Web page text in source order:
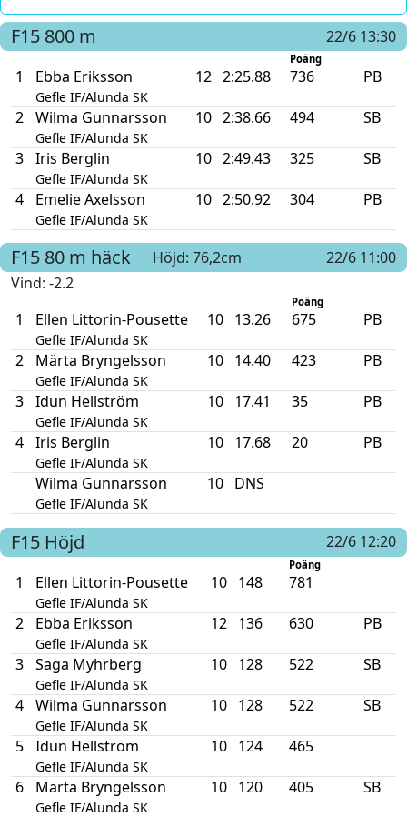
F15 800 m 22/6 13:30
Poäng
1 Ebba Eriksson
Gefle IF/Alunda SK
12 2:25.88 736 PB
2 Wilma Gunnarsson
Gefle IF/Alunda SK
10 2:38.66 494 SB
3 Iris Berglin
Gefle IF/Alunda SK
10 2:49.43 325 SB
4 Emelie Axelsson
Gefle IF/Alunda SK
10 2:50.92 304 PB
F15 80 m häck Höjd: 76,2cm
22/6 11:00
Vind: -2.2
Poäng
1 Ellen Littorin-Pousette
Gefle IF/Alunda SK
10 13.26 675 PB
2 Märta Bryngelsson
Gefle IF/Alunda SK
10 14.40 423 PB
3 Idun Hellström
Gefle IF/Alunda SK
10 17.41 35 PB
4 Iris Berglin
Gefle IF/Alunda SK
10 17.68 20 PB
Wilma Gunnarsson
Gefle IF/Alunda SK
10 DNS
F15 Höjd 22/6 12:20
Poäng
1 Ellen Littorin-Pousette
Gefle IF/Alunda SK
10 148 781
2 Ebba Eriksson
Gefle IF/Alunda SK
12 136 630 PB
3 Saga Myhrberg
Gefle IF/Alunda SK
10 128 522 SB
4 Wilma Gunnarsson
Gefle IF/Alunda SK
10 128 522 SB
5 Idun Hellström
Gefle IF/Alunda SK
10 124 465
6 Märta Bryngelsson
Gefle IF/Alunda SK
10 120 405 SB